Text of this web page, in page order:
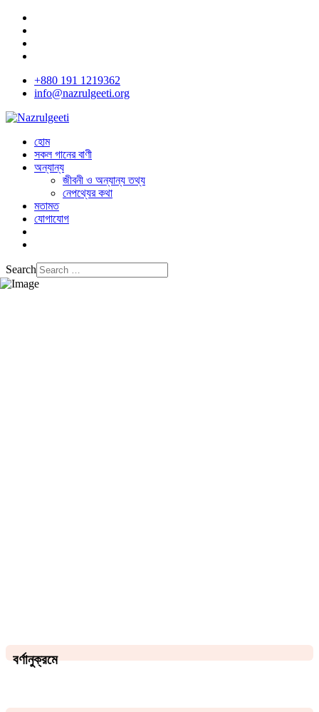
+880 191 1219362
info@nazrulgeeti.org
হোম
সকল গানের বাণী
অন্যান্য
জীবনী ও অন্যান্য তথ্য
নেপথ্যের কথা
মতামত
যোগাযোগ
Search
বর্ণানুক্রমে